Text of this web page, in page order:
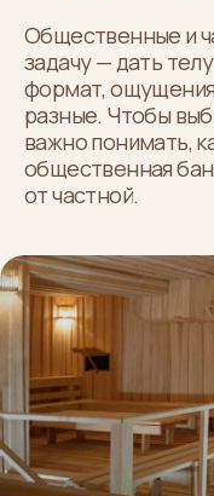
Общественные и
задачу — дать
формат,
разные. Чтобы
важно понимать,
общественная
от частной.